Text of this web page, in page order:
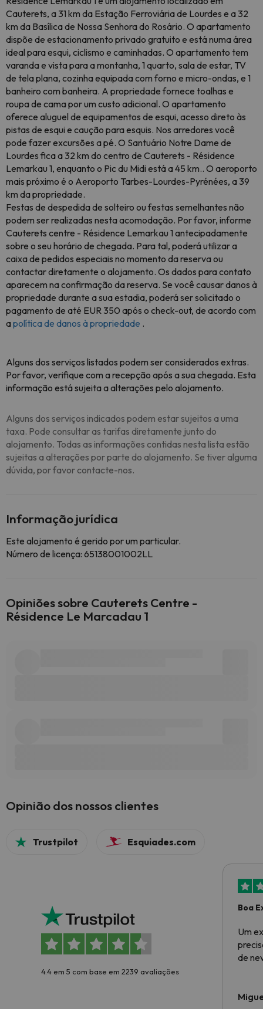
Cauterets, a 31 km da Estação Ferroviária de Lourdes e a 32
km da Basílica de Nossa Senhora do Rosário. O apartamento
dispõe de estacionamento privado gratuito e está numa área
ideal para esqui, ciclismo e caminhadas. O apartamento tem
varanda e vista para a montanha, 1 quarto, sala de estar, TV
de tela plana, cozinha equipada com forno e micro-ondas, e 1
banheiro com banheira. A propriedade fornece toalhas e
roupa de cama por um custo adicional. O apartamento
oferece aluguel de equipamentos de esqui, acesso direto às
pistas de esqui e caução para esquis. Nos arredores você
pode fazer excursões a pé. O Santuário Notre Dame de
Lourdes fica a 32 km do centro de Cauterets - Résidence
Lemarkau 1, enquanto o Pic du Midi está a 45 km.. O aeroporto
mais próximo é o Aeroporto Tarbes-Lourdes-Pyrénées, a 39
km da propriedade.
Festas de despedida de solteiro ou festas semelhantes não
podem ser realizadas nesta acomodação. Por favor, informe
Cauterets centre - Résidence Lemarkau 1 antecipadamente
sobre o seu horário de chegada. Para tal, poderá utilizar a
caixa de pedidos especiais no momento da reserva ou
contactar diretamente o alojamento. Os dados para contato
aparecem na confirmação da reserva. Se você causar danos à
propriedade durante a sua estadia, poderá ser solicitado o
pagamento de até EUR 350 após o check-out, de acordo com
apolítica de danos à propriedade .
Alguns dos serviços listados podem ser considerados extras.
Por favor, verifique com a recepção após a sua chegada. Esta
informação está sujeita a alterações pelo alojamento.
Alguns dos serviços indicados podem estar sujeitos a uma
taxa. Pode consultar as tarifas diretamente junto do
alojamento. Todas as informações contidas nesta lista estão
sujeitas a alterações por parte do alojamento. Se tiver alguma
dúvida, por favor contacte-nos.
Informação jurídica
Este alojamento é gerido por um particular.
Número de licença: 65138001002LL
Opiniões sobre Cauterets Centre -
Résidence Le Marcadau 1
Opinião dos nossos clientes
Trustpilot Esquiades.com
4.4 em 5 com base em 2239 avaliações
Boa
Um
de